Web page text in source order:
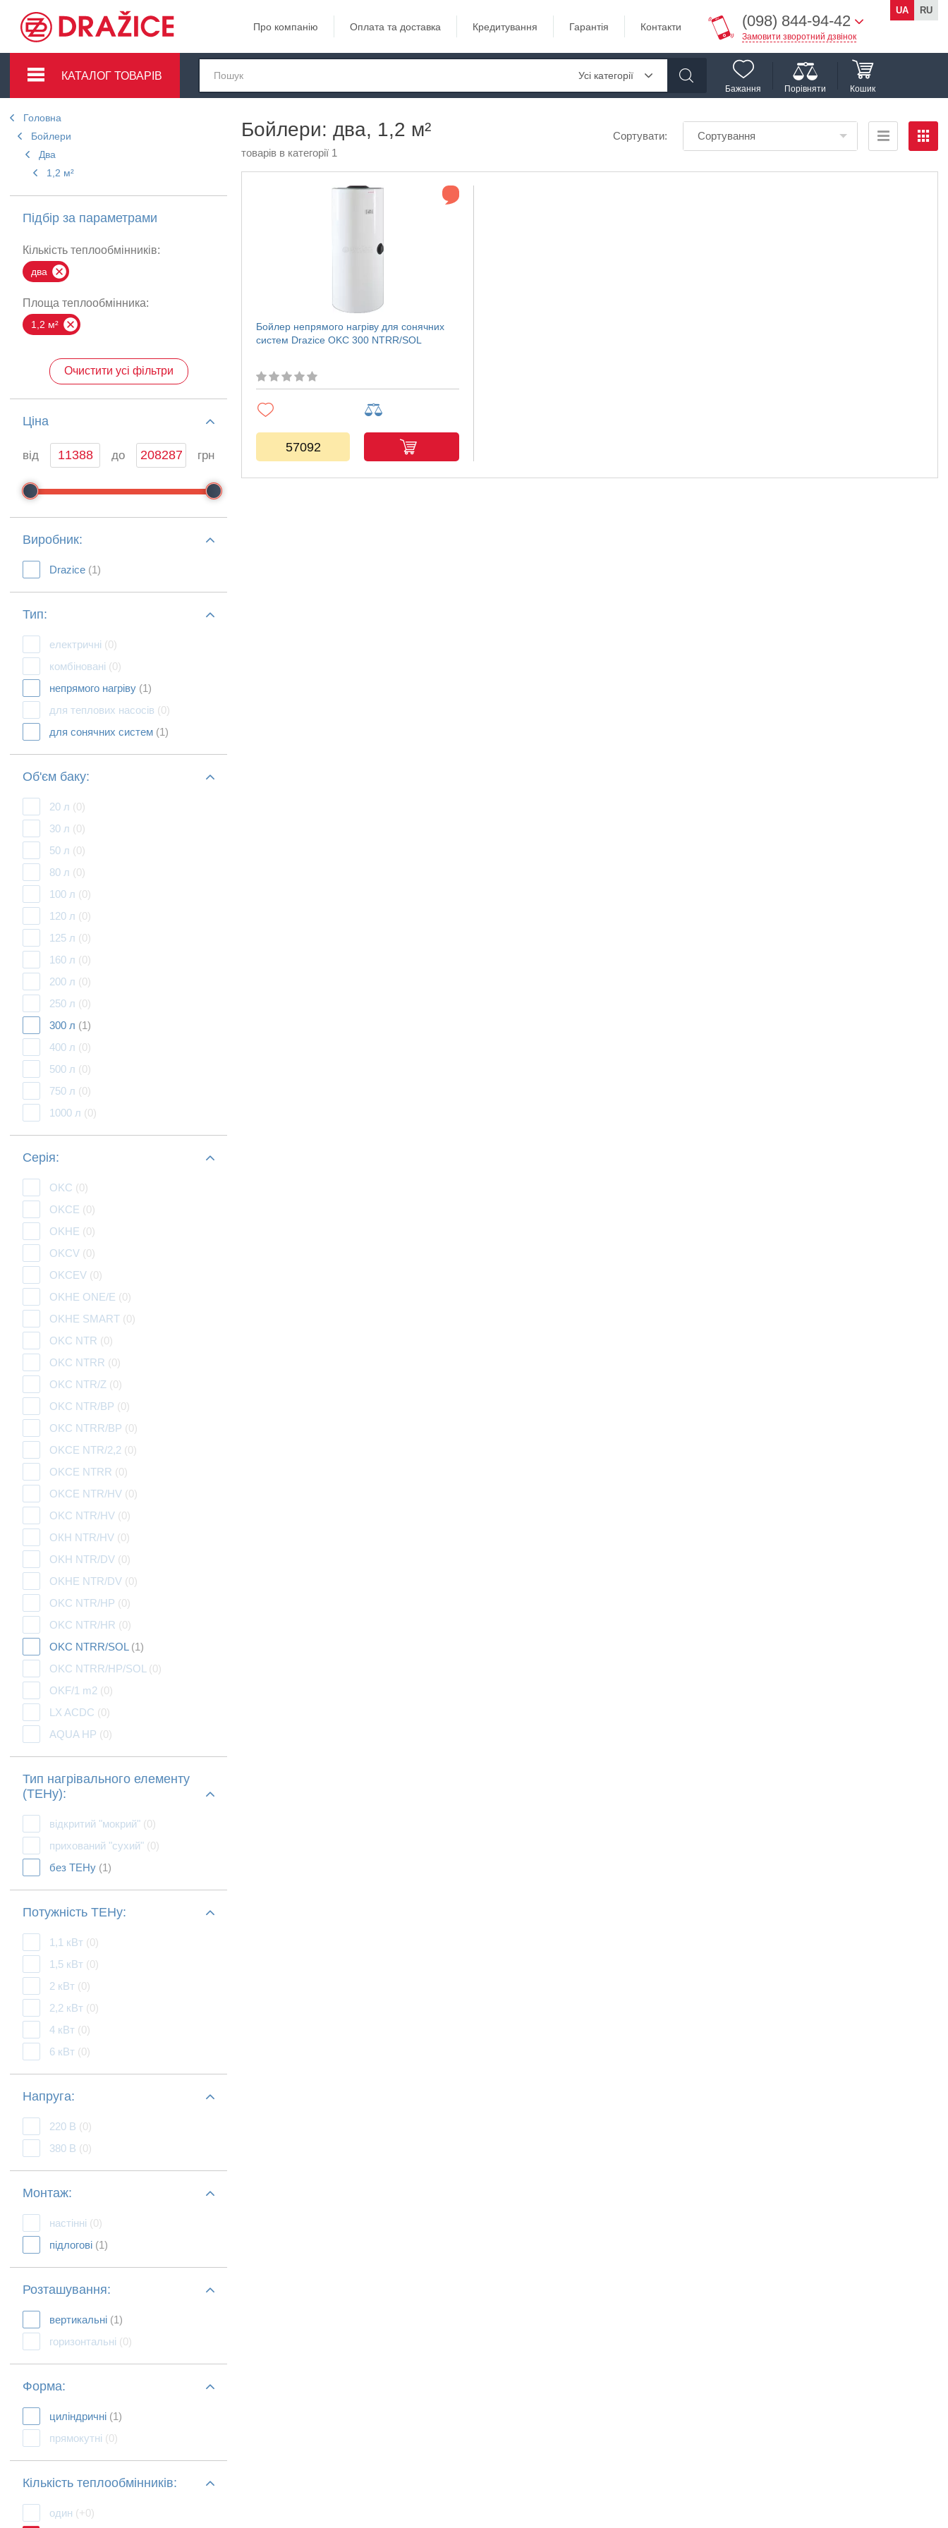
Про компанію Оплата та доставка Кредитування Гарантія Контакти (098) 844-94-42
Замовити зворотний дзвінок
UA RU
КАТАЛОГ ТОВАРІВ Усі категорії
Бажання Порівняти Кошик
Головна
Бойлери
Два
1,2 м²
Підбір за параметрами
Кількість теплообмінників:
два
Площа теплообмінника:
1,2 м²
Очистити усі фільтри
Ціна
від до грн
Виробник:
Drazice (1)
Тип:
електричні (0)
комбіновані (0)
непрямого нагріву (1)
для теплових насосів (0)
для сонячних систем (1)
Об'єм баку:
20 л (0)
30 л (0)
50 л (0)
80 л (0)
100 л (0)
120 л (0)
125 л (0)
160 л (0)
200 л (0)
250 л (0)
300 л (1)
400 л (0)
500 л (0)
750 л (0)
1000 л (0)
Серія:
OKC (0)
OKCE (0)
OKHE (0)
OKCV (0)
OKCEV (0)
OKHE ONE/E (0)
OKHE SMART (0)
OKC NTR (0)
OKC NTRR (0)
OKC NTR/Z (0)
OKC NTR/BP (0)
OKC NTRR/BP (0)
OKCE NTR/2,2 (0)
OKCE NTRR (0)
OKCE NTR/HV (0)
OKC NTR/HV (0)
ОКН NTR/HV (0)
OKH NTR/DV (0)
OKHE NTR/DV (0)
OKC NTR/HP (0)
OKC NTR/HR (0)
OKC NTRR/SOL (1)
OKC NTRR/HP/SOL (0)
OKF/1 m2 (0)
LX ACDC (0)
AQUA HP (0)
Тип нагрівального елементу
(ТЕНу):
відкритий "мокрий" (0)
прихований "сухий" (0)
без ТЕНу (1)
Потужність ТЕНу:
1,1 кВт (0)
1,5 кВт (0)
2 кВт (0)
2,2 кВт (0)
4 кВт (0)
6 кВт (0)
Напруга:
220 В (0)
380 В (0)
Монтаж:
настінні (0)
підлогові (1)
Розташування:
вертикальні (1)
горизонтальні (0)
Форма:
циліндричні (1)
прямокутні (0)
Кількість теплообмінників:
один (+0)
Бойлери: два, 1,2 м²
товарів в категорії 1
Сортувати: Сортування
Бойлер непрямого нагріву для сонячних
систем Drazice OKC 300 NTRR/SOL
57092